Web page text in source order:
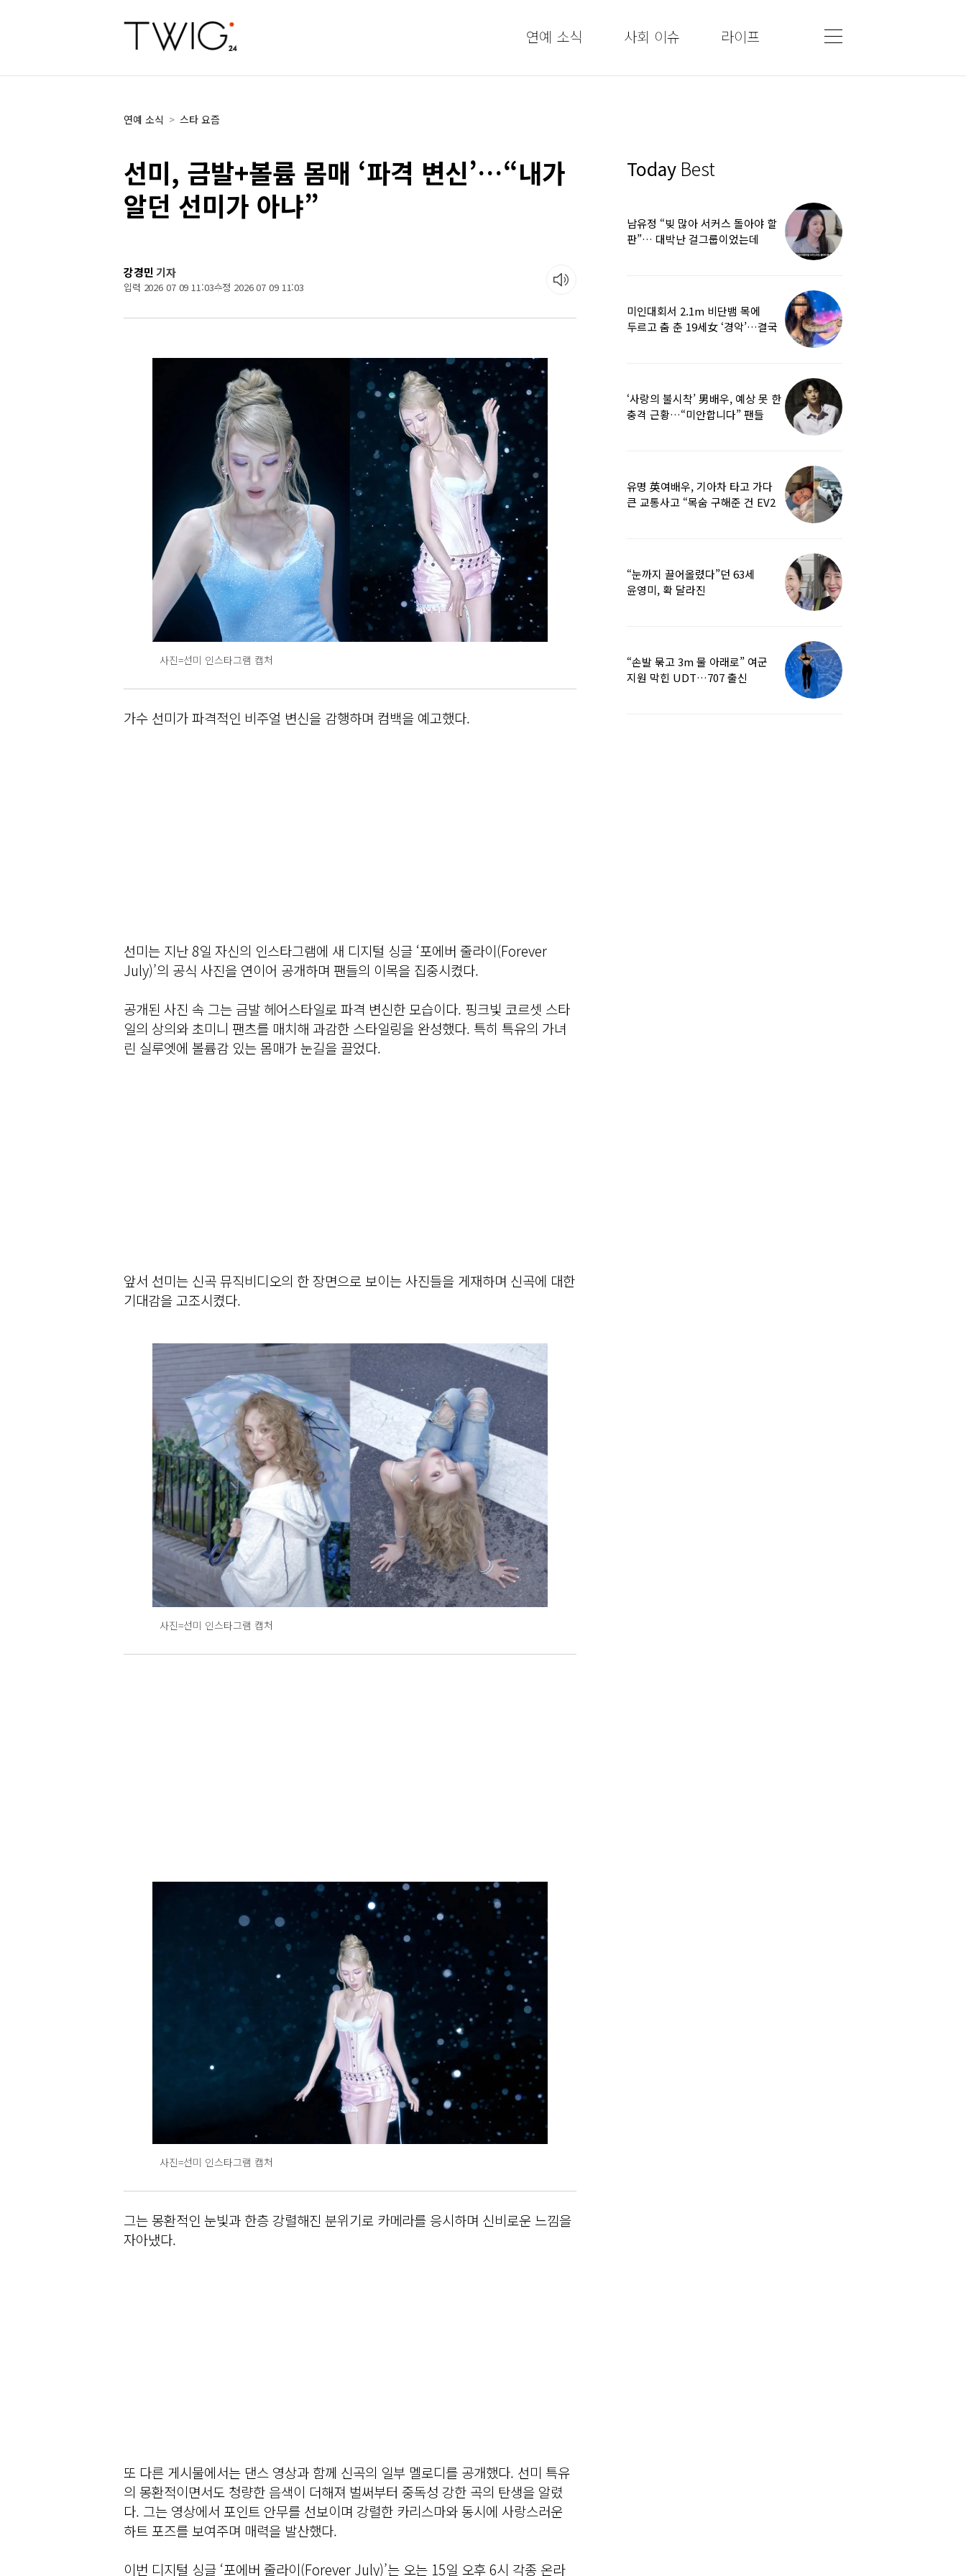
연예 소식 사회 이슈 라이프
연예 소식 > 스타 요즘
선미, 금발+볼륨 몸매 ‘파격 변신’…“내가
알던 선미가 아냐”
강경민 기자
입력 2026 07 09 11:03수정 2026 07 09 11:03
사진=선미 인스타그램 캡처
가수 선미가 파격적인 비주얼 변신을 감행하며 컴백을 예고했다.
선미는 지난 8일 자신의 인스타그램에 새 디지털 싱글 ‘포에버 줄라이(Forever
July)’의 공식 사진을 연이어 공개하며 팬들의 이목을 집중시켰다.
공개된 사진 속 그는 금발 헤어스타일로 파격 변신한 모습이다. 핑크빛 코르셋 스타
일의 상의와 초미니 팬츠를 매치해 과감한 스타일링을 완성했다. 특히 특유의 가녀
린 실루엣에 볼륨감 있는 몸매가 눈길을 끌었다.
앞서 선미는 신곡 뮤직비디오의 한 장면으로 보이는 사진들을 게재하며 신곡에 대한
기대감을 고조시켰다.
사진=선미 인스타그램 캡처
사진=선미 인스타그램 캡처
그는 몽환적인 눈빛과 한층 강렬해진 분위기로 카메라를 응시하며 신비로운 느낌을
자아냈다.
또 다른 게시물에서는 댄스 영상과 함께 신곡의 일부 멜로디를 공개했다. 선미 특유
의 몽환적이면서도 청량한 음색이 더해져 벌써부터 중독성 강한 곡의 탄생을 알렸
다. 그는 영상에서 포인트 안무를 선보이며 강렬한 카리스마와 동시에 사랑스러운
하트 포즈를 보여주며 매력을 발산했다.
이번 디지털 싱글 ‘포에버 줄라이(Forever July)’는 오는 15일 오후 6시 각종 온라
Today Best
남유정 “빚 많아 서커스 돌아야 할
판”… 대박난 걸그룹이었는데
미인대회서 2.1m 비단뱀 목에
두르고 춤 춘 19세女 ‘경악’…결국
‘사랑의 불시착’ 男배우, 예상 못 한
충격 근황…“미안합니다” 팬들
유명 英여배우, 기아차 타고 가다
큰 교통사고 “목숨 구해준 건 EV2
“눈까지 끌어올렸다”던 63세
윤영미, 확 달라진
“손발 묶고 3m 물 아래로” 여군
지원 막힌 UDT…707 출신